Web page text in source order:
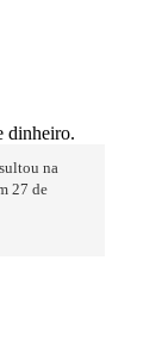
na
27 de